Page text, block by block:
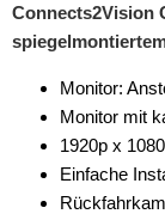
Connects2Vision
Monitor:
Monitor mit
1920p x
Einfache